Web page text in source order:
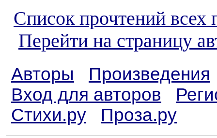
Список прочтений всех
Перейти на страницу
Авторы
Произведения
Вход для авторов
Стихи.ру
Проза.ру